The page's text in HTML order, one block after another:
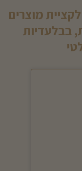
מוצרים
בבלעדיות